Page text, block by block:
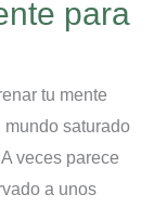
para
tu mente
saturado
veces parece
a unos